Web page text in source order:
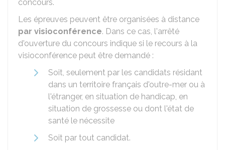
concours.
Les épreuves peuvent être organisées à distance
par visioconférence. Dans ce cas, l'arrêté
d'ouverture du concours indique si le recours à la
visioconférence peut être demandé :
Soit, seulement par les candidats résidant
dans un territoire français d'outre-mer ou à
l'étranger, en situation de handicap, en
situation de grossesse ou dont l'état de
santé le nécessite
Soit par tout candidat.